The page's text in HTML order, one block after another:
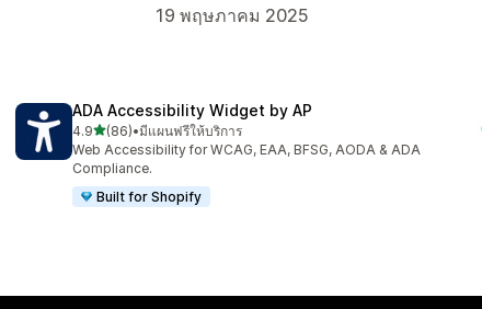
19 พฤษภาคม 2025
ADA Accessibility Widget by AP
4.9เต็ม 5 ดาว
(86)
ทั้งหมด 86 รีวิว
•มีแผนฟรีให้บริการ
Web Accessibility for WCAG, EAA, BFSG, AODA & ADA
Compliance.
Built for Shopify